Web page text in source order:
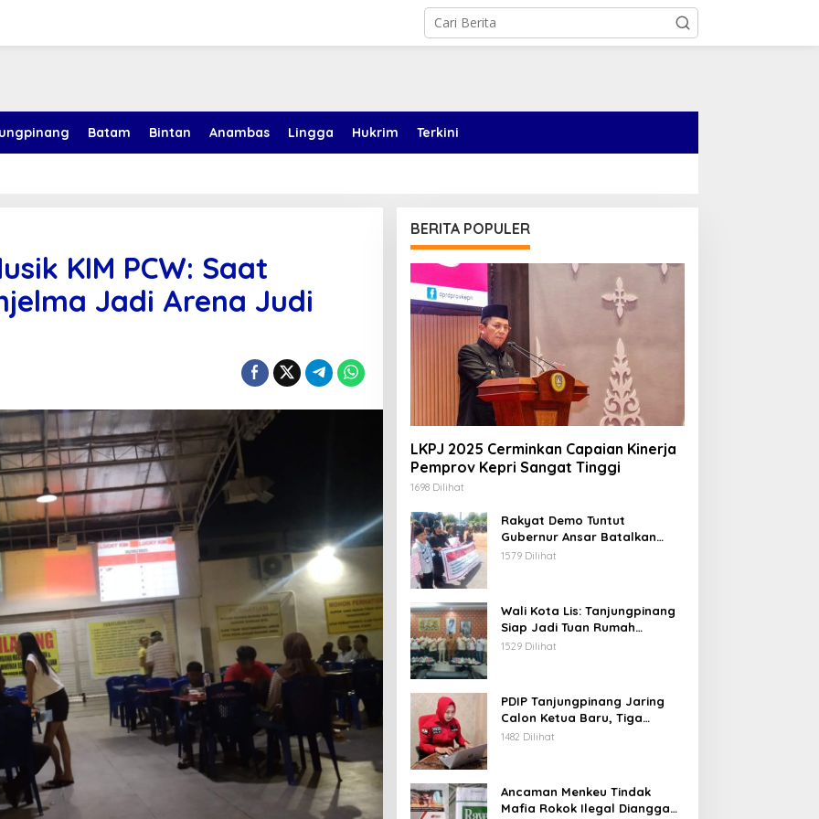
Batam Bintan Anambas Lingga Hukrim Terkini
KIM PCW: Saat
Jadi Arena Judi
BERITA POPULER
LKPJ 2025 Cerminkan Capaian Kinerja
Pemprov Kepri Sangat Tinggi
1698 Dilihat
Rakyat Demo Tuntut
Gubernur Ansar Batalkan
Lelang Kawasan Gurindam 12
1579 Dilihat
Wali Kota Lis: Tanjungpinang
Siap Jadi Tuan Rumah
Porprov Kepri VI 2026
1529 Dilihat
PDIP Tanjungpinang Jaring
Calon Ketua Baru, Tiga
Kandidat Jalani Psikotest
1482 Dilihat
Ancaman Menkeu Tindak
Mafia Rokok Ilegal Dianggap